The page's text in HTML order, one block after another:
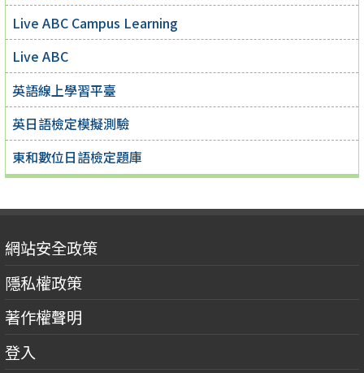
Live ABC Campus Learning
Live ABC
英語線上學習平臺
英日語檢定模擬測驗
東和數位日語檢定題庫
網站安全政策
隱私權政策
著作權聲明
登入